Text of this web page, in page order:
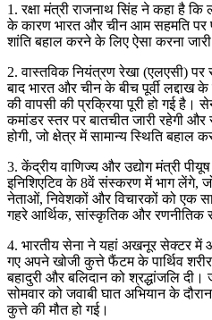
1. रक्षा मंत्री राजनाथ सिंह ने कहा है
के कारण भारत और चीन आम सहमति
शांति बहाल करने के लिए ऐसा करना
2. वास्तविक नियंत्रण रेखा (एलएसी)
बाद भारत और चीन के बीच पूर्वी लद्दाख
की वापसी की प्रक्रिया पूरी हो गई है।
कमांडर स्तर पर बातचीत जारी रहेगी
होगी, जो क्षेत्र में सामान्य स्थिति बहाल
3. केंद्रीय वाणिज्य और उद्योग मंत्री
इनिशिएटिव के 8वें संस्करण में भाग लेंगे,
नेताओं, निवेशकों और विचारकों को एक
गहरे आर्थिक, सांस्कृतिक और रणनीतिक
4. भारतीय सेना ने यहां अखनूर सेक्टर में
गए अपने खोजी कुत्ते फैंटम के पार्थिव
बहादुरी और बलिदान को श्रद्धांजलि
सोमवार को जवाबी घात अभियान के
कुत्ते की मौत हो गई।